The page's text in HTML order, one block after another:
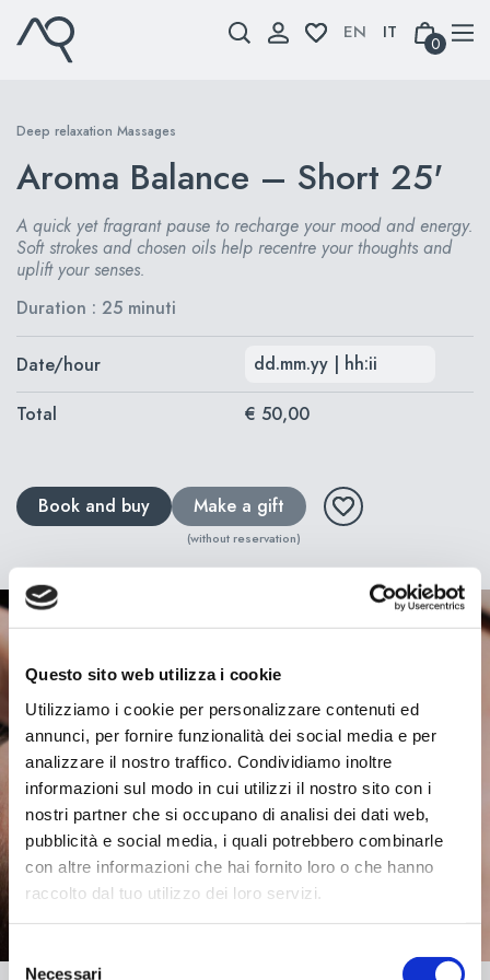
Questo sito web utilizza i cookie
Utilizziamo i cookie per personalizzare contenuti ed
annunci, per fornire funzionalità dei social media e per
analizzare il nostro traffico. Condividiamo inoltre
informazioni sul modo in cui utilizzi il nostro sito con i
nostri partner che si occupano di analisi dei dati web,
pubblicità e social media, i quali potrebbero combinarle
con altre informazioni che hai fornito loro o che hanno
raccolto dal tuo utilizzo dei loro servizi.
Necessari
content
0
Deep relaxation Massages
Aroma Balance – Short 25'
A quick yet fragrant pause to recharge your mood and energy.
Soft strokes and chosen oils help recentre your thoughts and
uplift your senses.
Duration : 25 minuti
Date/hour
Total
€ 50,00
Book and buy Make a gift
(without reservation)